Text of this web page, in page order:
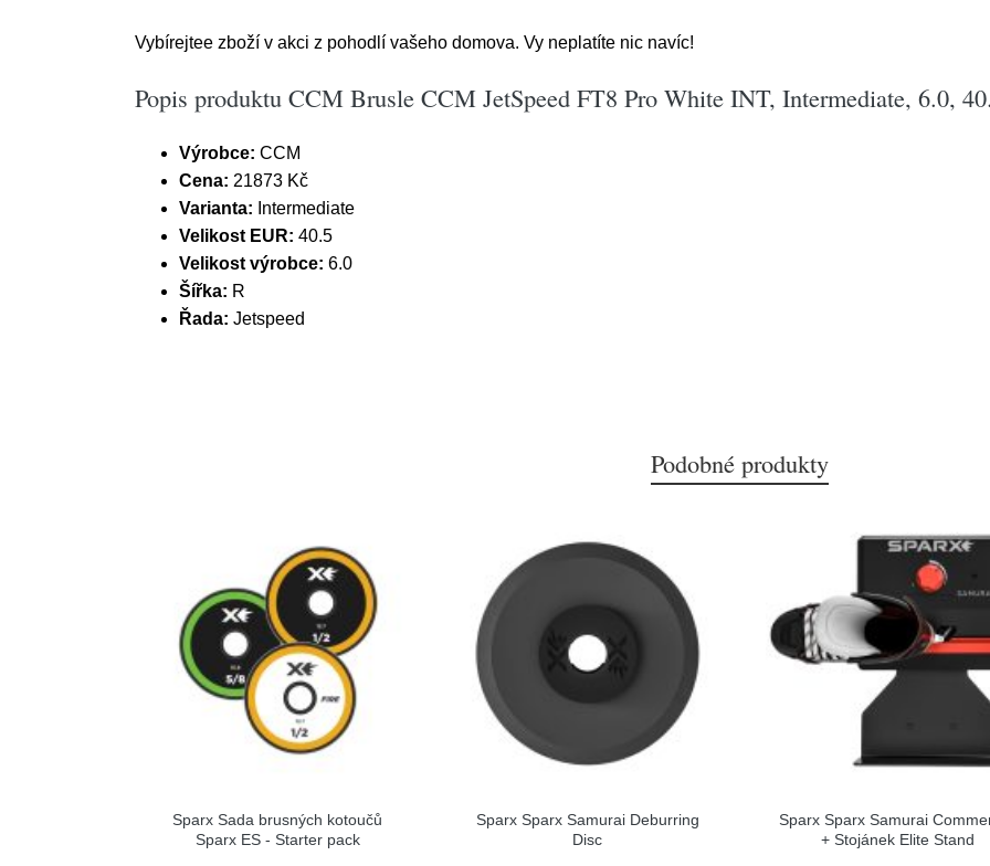
Vybírejtee zboží v akci z pohodlí vašeho domova. Vy neplatíte nic navíc!
Popis produktu CCM Brusle CCM JetSpeed FT8 Pro White INT, Intermediate, 6.0,
Výrobce: CCM
Cena: 21873 Kč
Varianta: Intermediate
Velikost EUR: 40.5
Velikost výrobce: 6.0
Šířka: R
Řada: Jetspeed
Podobné produkty
Sparx Sada brusných kotoučů
Sparx ES - Starter pack
Sparx Sparx Samurai Deburring
Disc
Sparx Sparx Samurai
+ Stojánek Elite Stand